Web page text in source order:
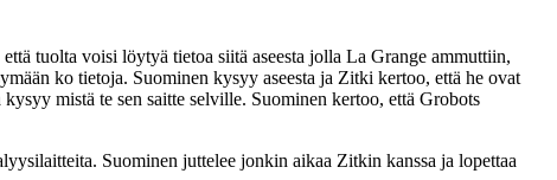
tuolta voisi löytyä tietoa siitä aseesta jolla La Grange ammuttiin,
ko tietoja. Suominen kysyy aseesta ja Zitki kertoo, että he ovat
mistä te sen saitte selville. Suominen kertoo, että Grobots
Suominen juttelee jonkin aikaa Zitkin kanssa ja lopettaa